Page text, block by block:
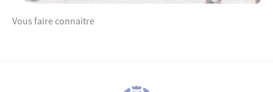
Vous faire connaitre